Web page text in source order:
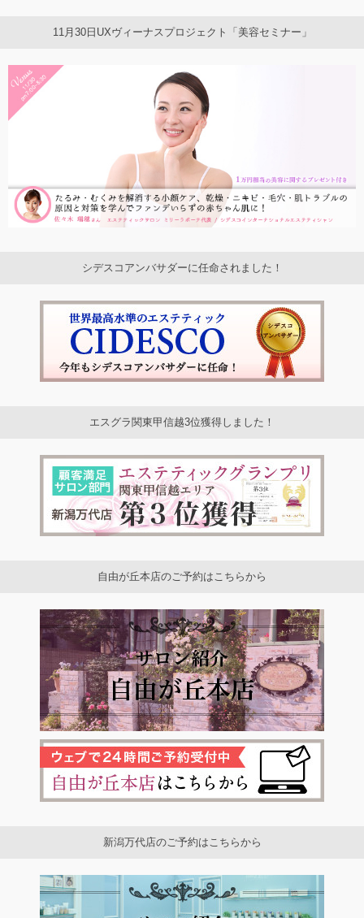
11月30日UXヴィーナスプロジェクト「美容セミナー」
シデスコアンバサダーに任命されました！
エスグラ関東甲信越3位獲得しました！
自由が丘本店のご予約はこちらから
新潟万代店のご予約はこちらから